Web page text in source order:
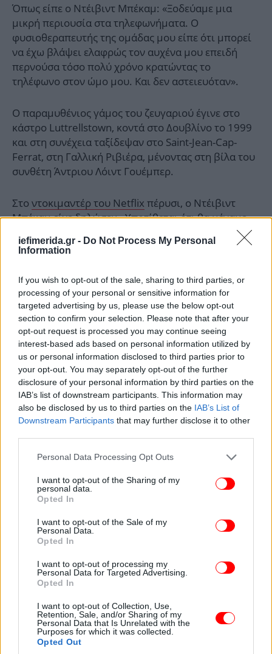
iefimerida.gr - Do Not Process My Personal
Information
If you wish to opt-out of the sale, sharing to third parties, or
processing of your personal or sensitive information for
targeted advertising by us, please use the below opt-out
section to confirm your selection. Please note that after your
opt-out request is processed you may continue seeing
interest-based ads based on personal information utilized by
us or personal information disclosed to third parties prior to
your opt-out. You may separately opt-out of the further
disclosure of your personal information by third parties on the
IAB’s list of downstream participants. This information may
also be disclosed by us to third parties on the IAB’s List of
Downstream Participants that may further disclose it to other
Please note that this website/app uses one or more Google
not limited to your visit or usage behaviour. You may click to
grant or deny consent to Google and its third-party tags to
use your data for below specified purposes in below Google
consent section.
Personal Data Processing Opt Outs
I want to opt-out of the Sharing of my
personal data.
Opted In
I want to opt-out of the Sale of my
Personal Data.
Opted In
I want to opt-out of processing my
Personal Data for Targeted Advertising.
Opted In
I want to opt-out of Collection, Use,
Retention, Sale, and/or Sharing of my
Personal Data that Is Unrelated with the
Purposes for which it was collected.
Opted Out
Όπως είπε ο Ντέιβιντ Μπέκαμ: «Ξοδεύαμε μια
μικρή περιουσία στα τηλεφωνήματα. Ο
φυσιοθεραπευτής της ομάδας μου είπε ότι μπορεί
να έχω βλάψει ελαφρώς τον αυχένα μου επειδή
περνούσα τόσο πολύ χρόνο κρατώντας το
τηλέφωνο στον ώμο μου. Και δεν αστειευόταν».
Ο παραμυθένιος γάμος του ζευγαριού έγινε στο
κάστρο Luttrellstown, κοντά στο Δουβλίνο το 1999
και στη συνέχεια ταξίδεψαν στο Saint-Jean-Cap-
Ferrat, στη Γαλλική Ριβιέρα, μένοντας στη βίλα του
συνθέτη Άντριου Λόιντ Γουέμπερ.
Στο ντοκιμαντέρ του Netflix πέρυσι, ο Ντέιβιντ
Μπέκαμ είχε δηλώσει: «Υποτίθεται ότι θα μέναμε
τηλεφώνησε περίπου πέντε ημέρες μετά και μου
Τι αγαπάει περισσότερο ο Ντέιβιντ στη Βικτόρια
δεκαετίες, φυσικά, γεμάτες σκαμπανεβάσματα.
Αλλά ο ίδιος ο Ντέιβιντ Μπέκαμ είχε αποκαλύψει
περισσότερο στη Βικτόρια.